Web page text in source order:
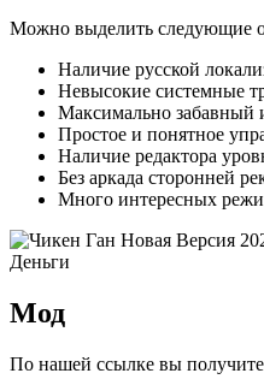
Можно выделить следующие
Наличие русской
Невысокие системные
Максимально забавный
Простое и понятное
Наличие редактора
Без аркада сторонней
Много интересных
Мод
По нашей ссылке вы